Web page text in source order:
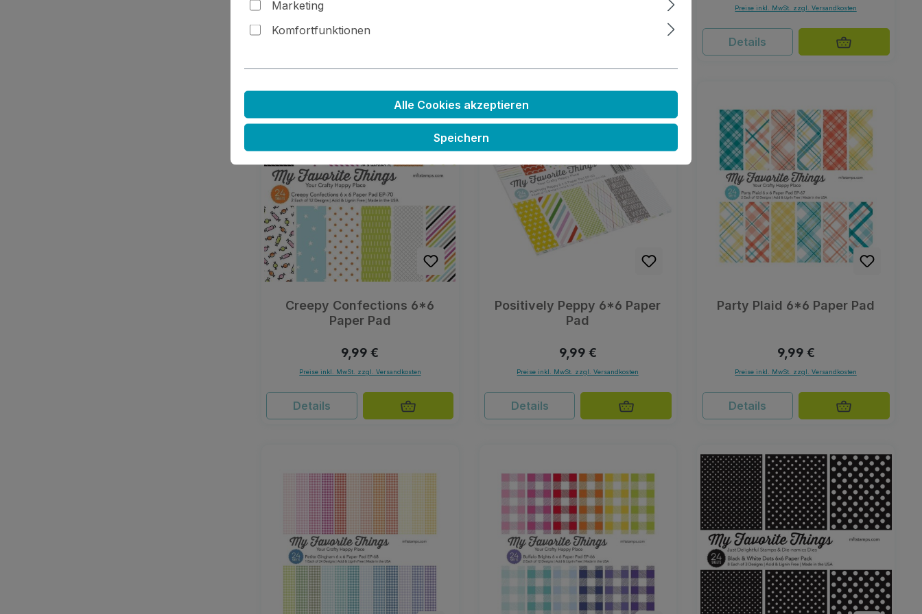
Preise inkl. MwSt. zzgl. Versandkosten Preise inkl. MwSt. zzgl. Versandkosten
Details
Creepy Confections 6*6
Paper Pad
Regulärer Preis:
9,99 €
Preise inkl. MwSt. zzgl. Versandkosten
Details
Positively Peppy 6*6 Paper
Pad
Regulärer Preis:
9,99 €
Preise inkl. MwSt. zzgl. Versandkosten
Details
Party Plaid 6*6 Paper Pad
Regulärer Preis:
9,99 €
Preise inkl. MwSt. zzgl. Versandkosten
Details
Marketing
Komfortfunktionen
Alle Cookies akzeptieren
Speichern